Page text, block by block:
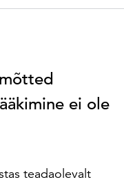
ei ole
teadaolevalt